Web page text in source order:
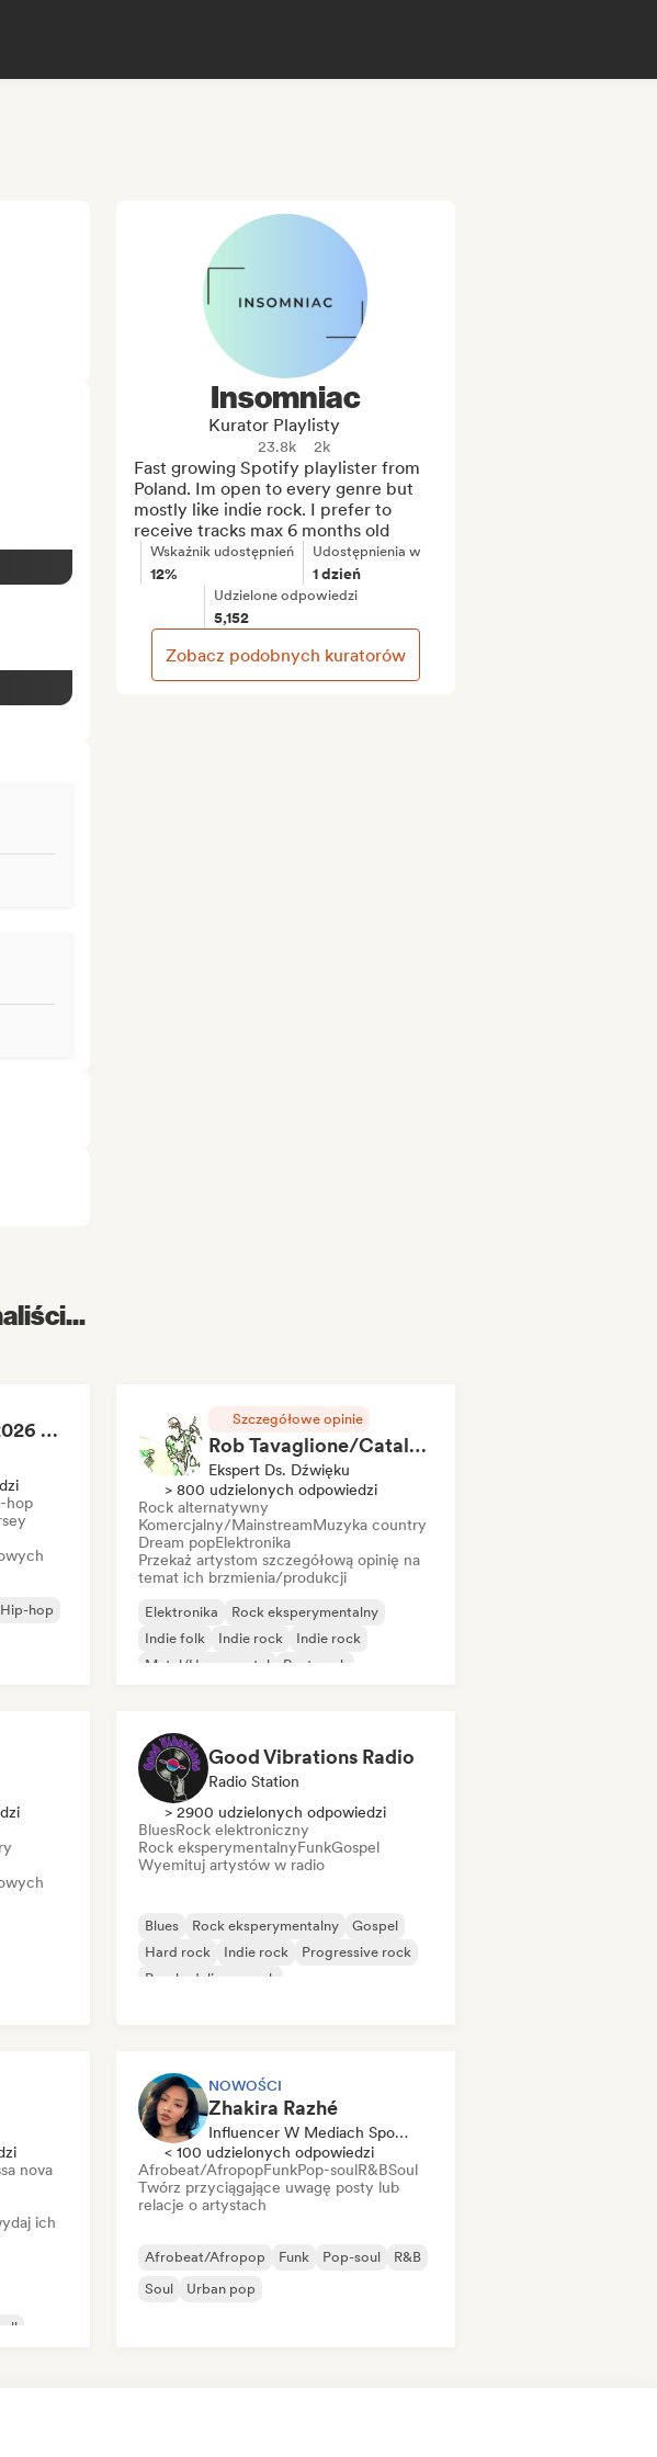
Insomniac
Kurator Playlisty
23.8k 2k
Fast growing Spotify playlister from
Poland. Im open to every genre but
mostly like indie rock. I prefer to
receive tracks max 6 months old
Wskaźnik udostępnień
12%
Udostępnienia w
1 dzień
Udzielone odpowiedzi
5,152
Zobacz podobnych kuratorów
RAP FRANÇAIS 2026 🔥🇫🇷 (Way Records)
hop
Hip-hop
Szczegółowe opinie
Rob Tavaglione/Catalyst Recording
Ekspert Ds. Dźwięku
> 800 udzielonych odpowiedzi
Rock alternatywny
Komercjalny/MainstreamMuzyka country
Dream popElektronika
Przekaż artystom szczegółową opinię na
temat ich brzmienia/produkcji
Elektronika
Rock eksperymentalny
Indie folk
Indie rock
Indie rock
Metal/Heavy metal
Post-rock
Good Vibrations Radio
Radio Station
> 2900 udzielonych odpowiedzi
BluesRock elektroniczny
Rock eksperymentalnyFunkGospel
Wyemituj artystów w radio
Blues Rock eksperymentalny
Gospel
Hard rock
Indie rock
Progressive rock
Psychedeliczny rock
nova
ich
NOWOŚCI
Zhakira Razhé
Influencer W Mediach Społecznościowych
< 100 udzielonych odpowiedzi
Afrobeat/AfropopFunkPop-soulR&BSoul
Twórz przyciągające uwagę posty lub
relacje o artystach
Afrobeat/Afropop Funk Pop-soul
R&B
Soul
Urban pop